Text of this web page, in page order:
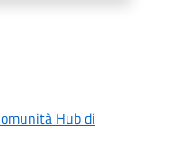
Hub di